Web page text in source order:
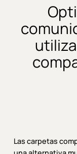
Las carpetas